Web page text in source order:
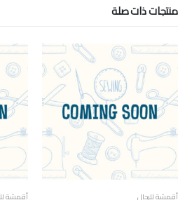
منتجات ذات صلة
أقمشة للرجال